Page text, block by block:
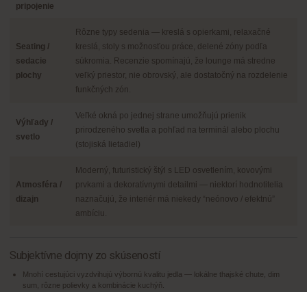
pripojenie
Seating /
sedacie
plochy
Rôzne typy sedenia — kreslá s opierkami, relaxačné
kreslá, stoly s možnosťou práce, delené zóny podľa
súkromia. Recenzie spomínajú, že lounge má stredne
veľký priestor, nie obrovský, ale dostatočný na rozdelenie
funkčných zón.
Výhľady /
svetlo
Veľké okná po jednej strane umožňujú prienik
prirodzeného svetla a pohľad na terminál alebo plochu
(stojiská lietadiel)
Atmosféra /
dizajn
Moderný, futuristický štýl s LED osvetlením, kovovými
prvkami a dekoratívnymi detailmi — niektorí hodnotitelia
naznačujú, že interiér má niekedy “neónovo / efektnú”
ambíciu.
Subjektívne dojmy zo skúseností
Mnohí cestujúci vyzdvihujú výbornú kvalitu jedla — lokálne thajské chute, dim
sum, rôzne polievky a kombinácie kuchýň.